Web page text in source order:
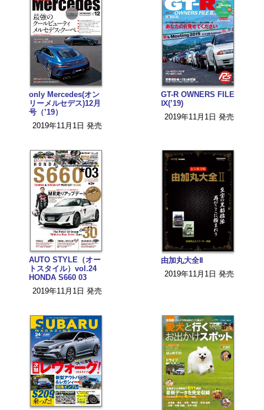
only Mercedes(オン
リーメルセデス)12月
号（’19）
2019年11月1日 発売
GT-R OWNERS FILE
Ⅸ(’19)
2019年11月1日 発売
AUTO STYLE（オー
トスタイル）vol.24
HONDA S660 03
2019年11月1日 発売
由加丸大全Ⅱ
2019年11月1日 発売